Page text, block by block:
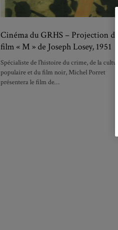
Cinéma du GRHS – Projection du
film « M » de Joseph Losey, 1951
Spécialiste de l’histoire du crime, de la culture
populaire et du film noir, Michel Porret
présentera le film de…